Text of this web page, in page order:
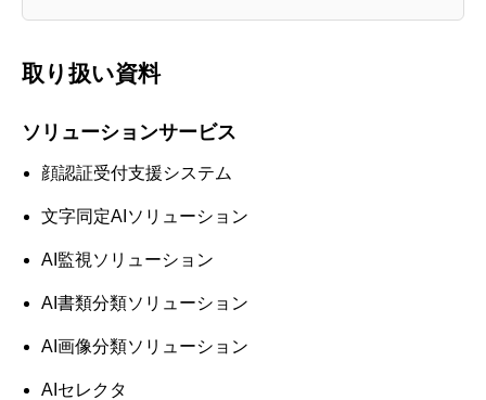
取り扱い資料
ソリューションサービス
顔認証受付支援システム
文字同定AIソリューション
AI監視ソリューション
AI書類分類ソリューション
AI画像分類ソリューション
AIセレクタ